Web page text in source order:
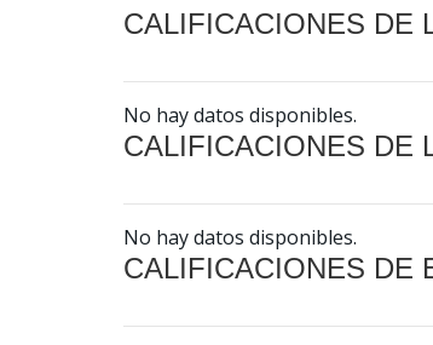
CALIFICACIONES DE
No hay datos disponibles.
CALIFICACIONES DE
No hay datos disponibles.
CALIFICACIONES DE